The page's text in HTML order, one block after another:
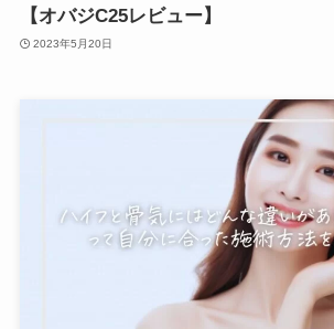
【オバジC25レビュー】
2023年5月20日